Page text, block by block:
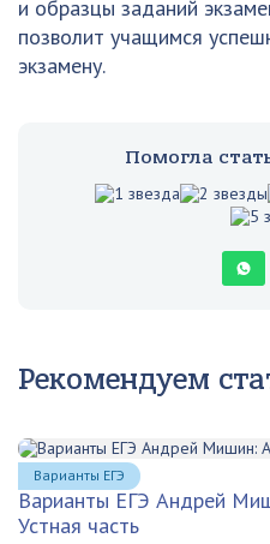
и образцы заданий
позволит учащимся
экзамену.
Помогла
Рекомендуем
Варианты ЕГЭ Андрей
Устная часть
Варианты ЕГЭ